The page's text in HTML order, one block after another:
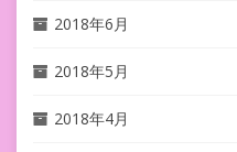
2018年6月
2018年5月
2018年4月